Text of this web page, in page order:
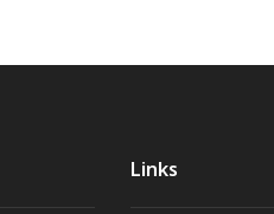
Links